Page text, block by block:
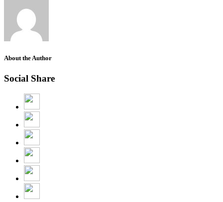
About the Author
Social Share